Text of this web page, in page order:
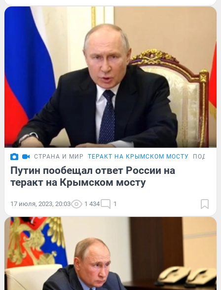
СТРАНА И МИР ТЕРАКТ НА КРЫМСКОМ МОСТУ
Путин пообещал ответ России на
теракт на Крымском мосту
17 июля, 2023, 20:03 1 434 1